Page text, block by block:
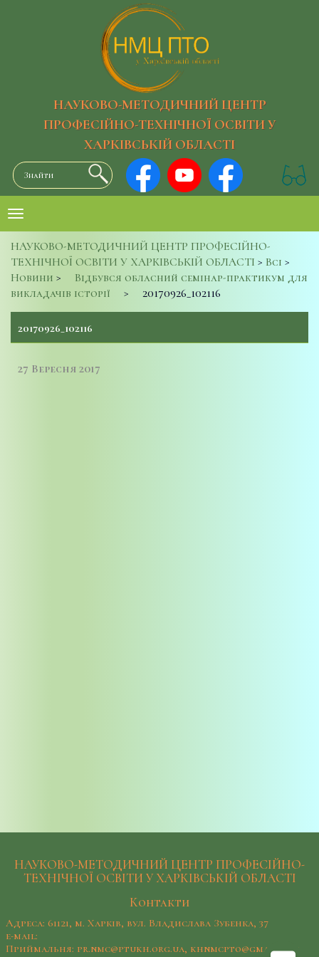
НАУКОВО-МЕТОДИЧНИЙ ЦЕНТР
ПРОФЕСІЙНО-ТЕХНІЧНОЇ ОСВІТИ У
ХАРКІВСЬКІЙ ОБЛАСТІ
НАУКОВО-МЕТОДИЧНИЙ ЦЕНТР ПРОФЕСІЙНО-
ТЕХНІЧНОЇ ОСВІТИ У ХАРКІВСЬКІЙ ОБЛАСТІ > Всі >
Новини >
Відбувся обласний семінар-практикум для
викладачів історії
> 20170926_102116
20170926_102116
27 Вересня 2017
НАУКОВО-МЕТОДИЧНИЙ ЦЕНТР ПРОФЕСІЙНО-
ТЕХНІЧНОЇ ОСВІТИ У ХАРКІВСЬКІЙ ОБЛАСТІ
Контакти
Адреса: 61121, м. Харків, вул. Владислава Зубенка, 37
e-mail:
Приймальня: pr.nmc@ptukh.org.ua, khnmcpto@gmail.com